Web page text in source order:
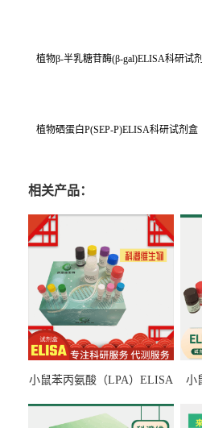
植物β-半乳糖苷酶(β-gal)ELISA科研试
植物硒蛋白P(SEP-P)ELISA科研试剂盒
相关产品：
小鼠苯丙氨酸（LPA）ELISA
小